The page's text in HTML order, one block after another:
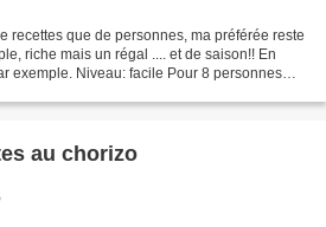
recettes que de personnes, ma préférée reste
riche mais un régal .... et de saison!! En
exemple. Niveau: facile Pour 8 personnes
au chorizo